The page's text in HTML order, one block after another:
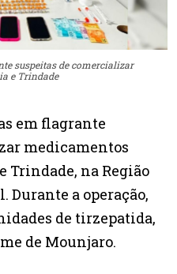
suspeitas de comercializar
e Trindade
em flagrante
medicamentos
Trindade, na Região
a operação,
de tirzepatida,
de Mounjaro.